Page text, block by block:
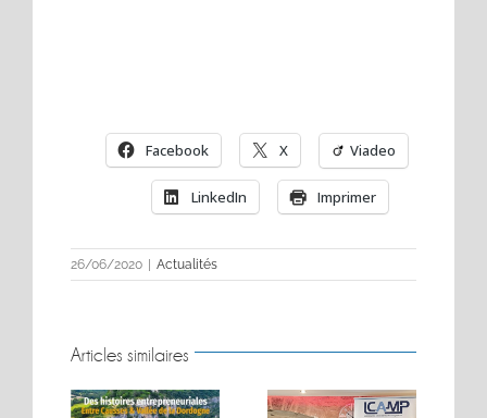
Facebook X Viadeo
LinkedIn Imprimer
26/06/2020 | Actualités
Articles similaires